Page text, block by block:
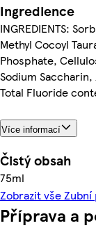
Ingredience
INGREDIENTS:
Methyl Cocoyl
Phosphate,
Sodium
Total Fluoride
Více informací
Čistý obsah
75ml
Zobrazit vše Zubní
Příprava a